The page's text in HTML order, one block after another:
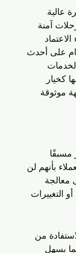
عالية.
آمنة
على أحدث
كخيار
موثوقة
مسبقًا
بأنهم لن
معالجة
التغييرات
من
يسهل